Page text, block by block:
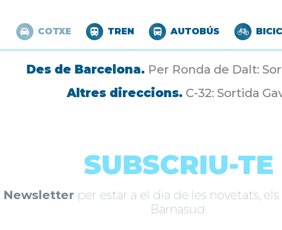
COTXE TREN AUTOBÚS
Des de Barcelona. Per Ronda de Dalt:
Altres direccions. C-32: Sortida
SUBSCRIU-TE
Newsletter per estar a el dia de les novetats,
Barnasud.